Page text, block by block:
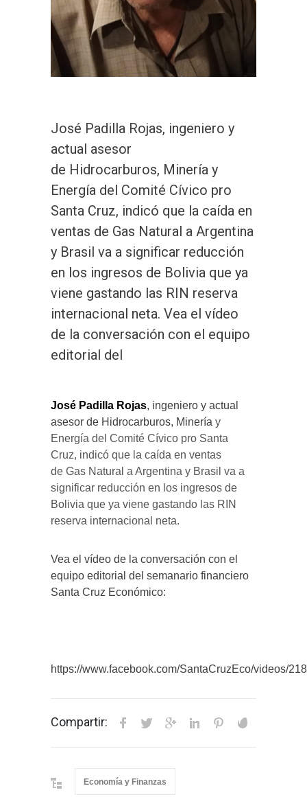
José Padilla Rojas, ingeniero y
actual asesor
de Hidrocarburos, Minería y
Energía del Comité Cívico pro
Santa Cruz, indicó que la caída en
ventas de Gas Natural a Argentina
y Brasil va a significar reducción
en los ingresos de Bolivia que ya
viene gastando las RIN reserva
internacional neta. Vea el vídeo
de la conversación con el equipo
editorial del
José Padilla Rojas, ingeniero y actual
asesor de Hidrocarburos, Minería y
Energía del Comité Cívico pro Santa
Cruz, indicó que la caída en ventas
de Gas Natural a Argentina y Brasil va a
significar reducción en los ingresos de
Bolivia que ya viene gastando las RIN
reserva internacional neta.
Vea el vídeo de la conversación con el
equipo editorial del semanario financiero
Santa Cruz Económico:
https://www.facebook.com/SantaCruzEco/videos/
Compartir:
Economía y Finanzas